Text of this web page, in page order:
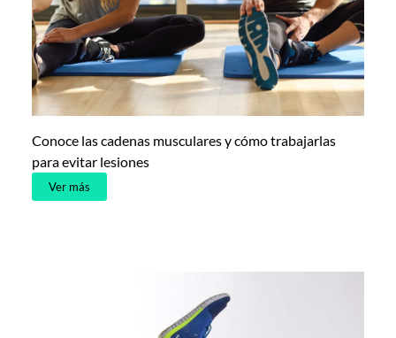
Conoce las cadenas musculares y cómo trabajarlas
para evitar lesiones
Ver más